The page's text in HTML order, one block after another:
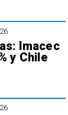
Imacec
y Chile